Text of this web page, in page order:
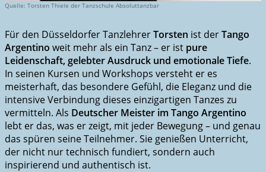
Quelle: Torsten Thiele der Tanzschule Absoluttanzbar
Für den Düsseldorfer TanzlehrerTorsten ist derTango
Argentino weit mehr als ein Tanz – er ist pure
Leidenschaft, gelebter Ausdruck und emotionale Tiefe.
In seinen Kursen und Workshops versteht er es
meisterhaft, das besondere Gefühl, die Eleganz und die
intensive Verbindung dieses einzigartigen Tanzes zu
vermitteln. Als Deutscher Meister im Tango Argentino
lebt er das, was er zeigt, mit jeder Bewegung – und genau
das spüren seine Teilnehmer. Sie genießen Unterricht,
der nicht nur technisch fundiert, sondern auch
inspirierend und authentisch ist.